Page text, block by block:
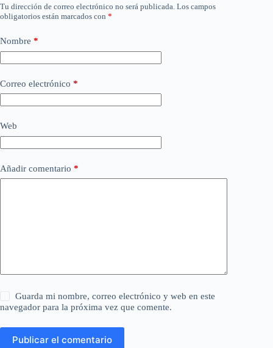
Tu dirección de correo electrónico no será publicada. Los campos
obligatorios están marcados con *
Nombre *
Correo electrónico *
Web
Añadir comentario *
Guarda mi nombre, correo electrónico y web en este
navegador para la próxima vez que comente.
Publicar el comentario